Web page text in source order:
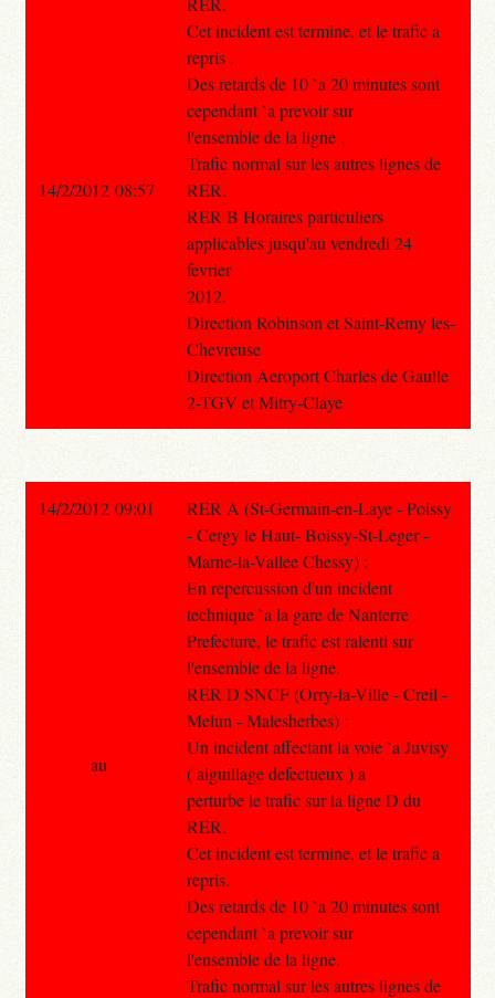
Cet incident est termine, et le trafic a
repris .
Des retards de 10 `a 20 minutes sont
cependant `a prevoir sur
l'ensemble de la ligne .
Trafic normal sur les autres lignes de
RER.
RER B Horaires particuliers
applicables jusqu'au vendredi 24
fevrier
2012.
Direction Robinson et Saint-Remy les-
Chevreuse
Direction Aeroport Charles de Gaulle
2-TGV et Mitry-Claye
14/2/2012 08:57
14/2/2012 09:01
RER A (St-Germain-en-Laye - Poissy
- Cergy le Haut- Boissy-St-Leger -
Marne-la-Vallee Chessy) :
En repercussion d'un incident
technique `a la gare de Nanterre
Prefecture, le trafic est ralenti sur
l'ensemble de la ligne.
RER D SNCF (Orry-la-Ville - Creil -
Melun - Malesherbes) :
Un incident affectant la voie `a Juvisy
( aiguillage defectueux ) a
perturbe le trafic sur la ligne D du
RER.
Cet incident est termine, et le trafic a
repris.
Des retards de 10 `a 20 minutes sont
cependant `a prevoir sur
l'ensemble de la ligne.
Trafic normal sur les autres lignes de
au